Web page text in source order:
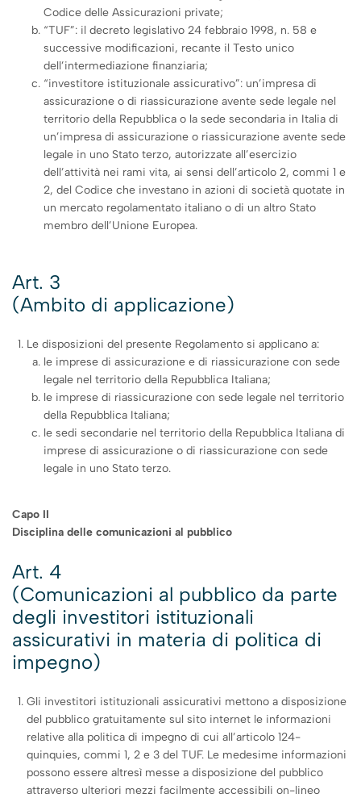
Codice delle Assicurazioni private;
“TUF”: il decreto legislativo 24 febbraio 1998, n. 58 e
successive modificazioni, recante il Testo unico
dell’intermediazione finanziaria;
“investitore istituzionale assicurativo”: un’impresa di
assicurazione o di riassicurazione avente sede legale nel
territorio della Repubblica o la sede secondaria in Italia di
un’impresa di assicurazione o riassicurazione avente sede
legale in uno Stato terzo, autorizzate all’esercizio
dell’attività nei rami vita, ai sensi dell’articolo 2, commi 1 e
2, del Codice che investano in azioni di società quotate in
un mercato regolamentato italiano o di un altro Stato
membro dell’Unione Europea.
Art. 3
(Ambito di applicazione)
Le disposizioni del presente Regolamento si applicano a:
le imprese di assicurazione e di riassicurazione con sede
legale nel territorio della Repubblica Italiana;
le imprese di riassicurazione con sede legale nel territorio
della Repubblica Italiana;
le sedi secondarie nel territorio della Repubblica Italiana di
imprese di assicurazione o di riassicurazione con sede
legale in uno Stato terzo.
Capo II
Disciplina delle comunicazioni al pubblico
Art. 4
(Comunicazioni al pubblico da parte
degli investitori istituzionali
assicurativi in materia di politica di
impegno)
Gli investitori istituzionali assicurativi mettono a disposizione
del pubblico gratuitamente sul sito internet le informazioni
relative alla politica di impegno di cui all’articolo 124-
quinquies, commi 1, 2 e 3 del TUF. Le medesime informazioni
possono essere altresì messe a disposizione del pubblico
attraverso ulteriori mezzi facilmente accessibili on-lineo